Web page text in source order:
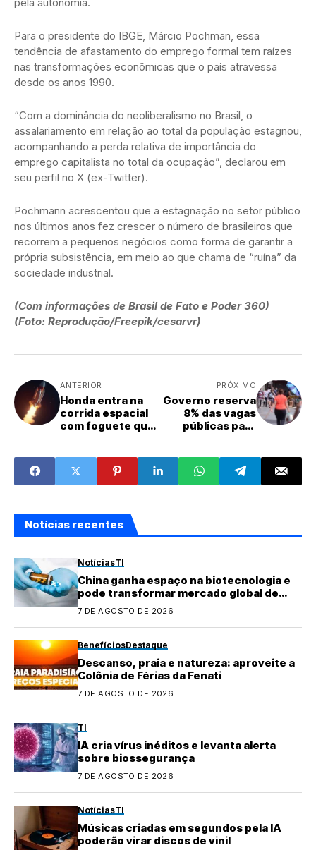
Para o presidente do IBGE, Márcio Pochman, essa
tendência de afastamento do emprego formal tem raízes
nas transformações econômicas que o país atravessa
desde os anos 1990.
“Com a dominância do neoliberalismo no Brasil, o
assalariamento em relação ao total da população estagnou,
acompanhando a perda relativa de importância do
emprego capitalista no total da ocupação”, declarou em
seu perfil no X (ex-Twitter).
Pochmann acrescentou que a estagnação no setor público
nos últimos anos fez crescer o número de brasileiros que
recorrem a pequenos negócios como forma de garantir a
própria subsistência, em meio ao que chama de “ruína” da
sociedade industrial.
(Com informações de Brasil de Fato e Poder 360)
(Foto: Reprodução/Freepik/cesarvr)
ANTERIOR
Honda entra na
corrida espacial
com foguete que
PRÓXIMO
Governo reserva
8% das vagas
públicas para
Notícias recentes
NotíciasTI
China ganha espaço na biotecnologia e
pode transformar mercado global de
medicamentos
7 DE AGOSTO DE 2026
BenefíciosDestaque
Descanso, praia e natureza: aproveite a
Colônia de Férias da Fenati
7 DE AGOSTO DE 2026
TI
IA cria vírus inéditos e levanta alerta
sobre biossegurança
7 DE AGOSTO DE 2026
NotíciasTI
Músicas criadas em segundos pela IA
poderão virar discos de vinil